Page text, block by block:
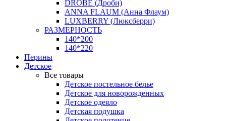
DROBE (Дроби)
ANNA FLAUM (Анна Флаум)
LUXBERRY (Люксберри)
РАЗМЕРНОСТЬ
140*200
140*220
Перины
Детское
Все товары
Детское постельное белье
Детское для новорожденных
Детское одеяло
Детская подушка